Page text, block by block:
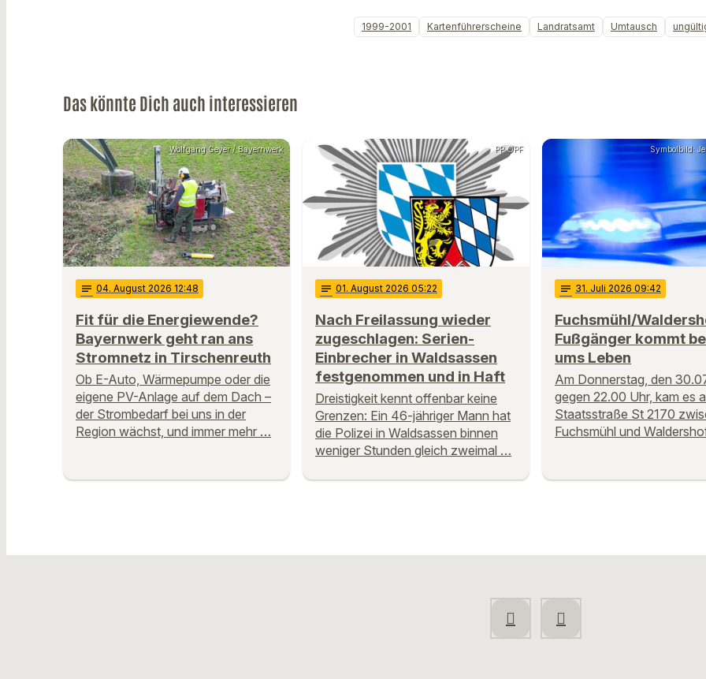
1999-2001 Kartenführerscheine Landratsamt Umtausch
Das könnte Dich auch interessieren
Wolfgang Geyer / Bayernwerk
notes 04. August 2026 12:48
Fit für die Energiewende?
Bayernwerk geht ran ans
Stromnetz in Tirschenreuth
Ob E-Auto, Wärmepumpe oder die
eigene PV-Anlage auf dem Dach –
der Strombedarf bei uns in der
Region wächst, und immer mehr …
PP OPF
notes 01. August 2026 05:22
Nach Freilassung wieder
zugeschlagen: Serien-
Einbrecher in Waldsassen
festgenommen und in Haft
Dreistigkeit kennt offenbar keine
Grenzen: Ein 46-jähriger Mann hat
die Polizei in Waldsassen binnen
weniger Stunden gleich zweimal …
Symbolbild:
notes 31. Juli 2026 09:42
Fuchsmühl/
Fußgänger kommt
ums Leben
Am Donnerstag, den
gegen 22.00 Uhr, kam es
Staatsstraße St 2170
Fuchsmühl und